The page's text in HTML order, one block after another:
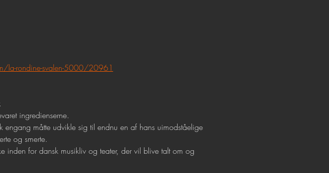
la-rondine-svalen-5000/20961
ingredienserne.
måtte udvikle sig til endnu en af hans uimodståelige
og smerte.
for dansk musikliv og teater, der vil blive talt om og